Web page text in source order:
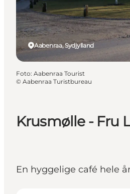
Planlæg din ferie
Booking
Krusmølle - Fru
En hyggelige café hele
Aabenraa, Sydjylland
Foto: Aabenraa Tourist
© Aabenraa Turistbureau